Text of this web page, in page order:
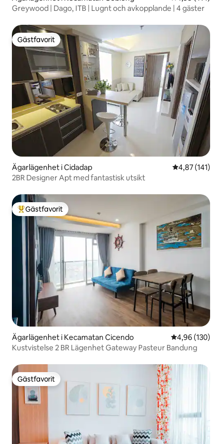
Greywood | Dago, ITB | Lugnt och avkopplande | 4 gäster
Gästfavorit
Gästfavorit
Ägarlägenhet i Cidadap 4,87 av 5 i
4,87 (141)
2BR Designer Apt med fantastisk utsikt
Populär gästfavorit
Gästfavorit
Ägarlägenhet i Kecamatan Cicendo 4,96 av 5 i
4,96 (130)
Kustvistelse 2 BR Lägenhet Gateway Pasteur Bandung
Gästfavorit
Gästfavorit